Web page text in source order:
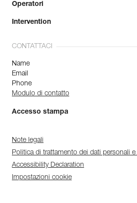
Operatori
Intervention
CONTATTACI
Name
Email
Phone
Modulo di contatto
Accesso stampa
Note legali
Politica di trattamento dei dati personali
Accessibility Declaration
Impostazioni cookie